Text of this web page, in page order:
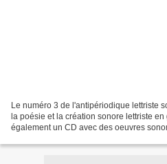
Le numéro 3 de l'antipériodique lettriste
la poésie et la création sonore lettriste
également un CD avec des oeuvres